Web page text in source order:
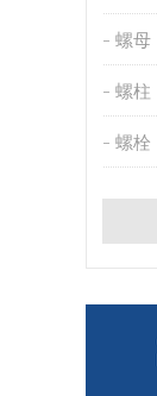
螺母
螺柱
螺栓